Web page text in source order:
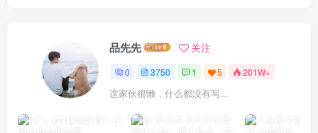
品先先 关注
0 3750 1 5 201W+
这家伙很懒，什么都没有写...